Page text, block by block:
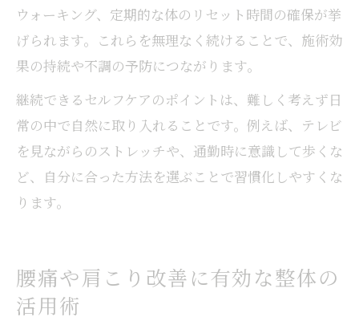
ウォーキング、定期的な体のリセット時間の確保が挙
げられます。これらを無理なく続けることで、施術効
果の持続や不調の予防につながります。
継続できるセルフケアのポイントは、難しく考えず日
常の中で自然に取り入れることです。例えば、テレビ
を見ながらのストレッチや、通勤時に意識して歩くな
ど、自分に合った方法を選ぶことで習慣化しやすくな
ります。
腰痛や肩こり改善に有効な整体の
活用術